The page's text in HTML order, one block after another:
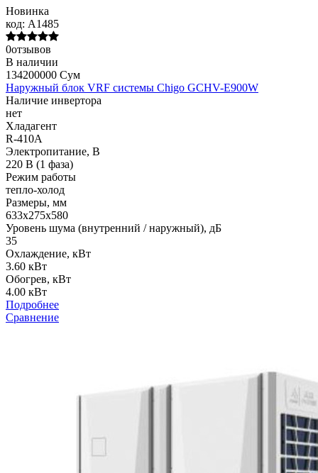
Новинка
код: A1485
0отзывов
В наличии
134200000 Сум
Наружный блок VRF системы Chigo GCHV-E900W
Наличие инвертора
нет
Хладагент
R-410A
Электропитание, В
220 В (1 фаза)
Режим работы
тепло-холод
Размеры, мм
633х275х580
Уровень шума (внутренний / наружный), дБ
35
Охлаждение, кВт
3.60 кВт
Обогрев, кВт
4.00 кВт
Подробнее
Сравнение